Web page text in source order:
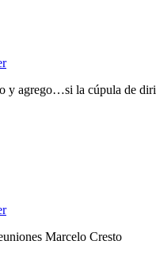
y agrego…si la cúpula de
Marcelo Cresto